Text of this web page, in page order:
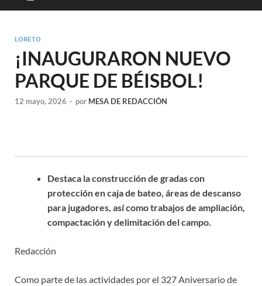
LORETO
¡INAUGURARON NUEVO
PARQUE DE BÉISBOL!
12 mayo, 2026 - por MESA DE REDACCIÓN
Destaca la construcción de gradas con
protección en caja de bateo, áreas de descanso
para jugadores, así como trabajos de ampliación,
compactación y delimitación del campo.
Redacción
Como parte de las actividades por el 327 Aniversario de